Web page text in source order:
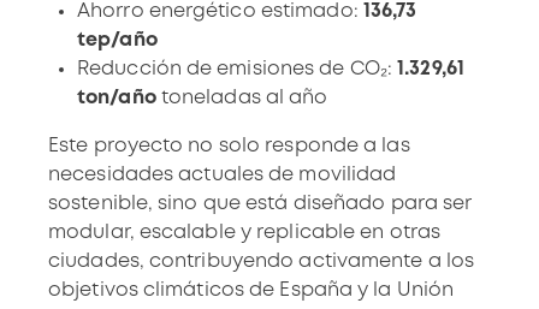
Ahorro energético estimado:
136,73
tep/año
Reducción de emisiones de CO₂:
1.329,61
ton/añotoneladas al año
Este proyecto no solo responde a las
necesidades actuales de movilidad
sostenible, sino que está diseñado para ser
modular, escalable y replicable en otras
ciudades, contribuyendo activamente a los
objetivos climáticos de España y la Unión